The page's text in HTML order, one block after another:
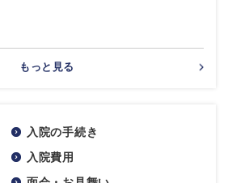
もっと見る
入院の手続き
入院費用